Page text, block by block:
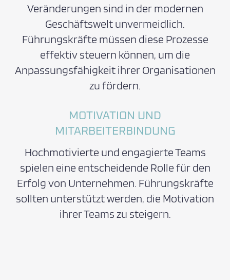
Veränderungen sind in der modernen
Geschäftswelt unvermeidlich.
Führungskräfte müssen diese Prozesse
effektiv steuern können, um die
Anpassungsfähigkeit ihrer Organisationen
zu fördern.
MOTIVATION UND
MITARBEITERBINDUNG
Hochmotivierte und engagierte Teams
spielen eine entscheidende Rolle für den
Erfolg von Unternehmen. Führungskräfte
sollten unterstützt werden, die Motivation
ihrer Teams zu steigern.